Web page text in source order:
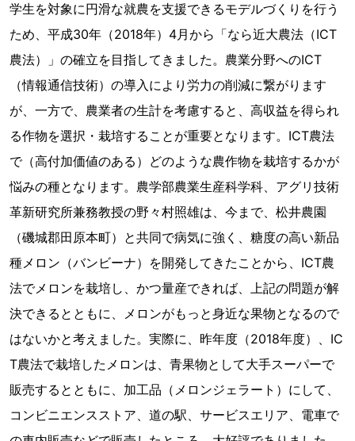
学生を対象に円滑な就農を支援できるモデルづくりを行う
ため、平成30年（2018年）4月から「なら近大農法（ICT
農法）」の確立を目指してきました。農業分野へのICT
（情報通信技術）の導入により労力の削減に繋がります
が、一方で、農業者の生計を考慮すると、高収益を得られ
る作物を選択・栽培することが重要となります。ICT農法
で（高付加価値のある）どのような農作物を栽培するかが
悩みの種となります。農学部農業生産科学科、アグリ技術
革新研究所兼務教授の野々村照雄は、今まで、松井農園
（磯城郡田原本町）と共同で病気に強く、糖度の高い新品
種メロン（バンビーナ）を開発してきたことから、ICT農
法でメロンを栽培し、かつ量産できれば、上記の問題が解
決できるとともに、メロンがもっと身近な果物となるので
はないかと考えました。実際に、昨年度（2018年度）、IC
T農法で栽培したメロンは、青果物として大手スーパーで
販売するとともに、加工品（メロンジェラート）にして、
コンビニエンスストア、道の駅、サービスエリア、電車で